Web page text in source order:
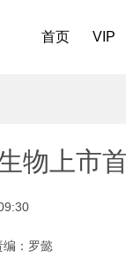
首页 VIP
物上市
：罗懿